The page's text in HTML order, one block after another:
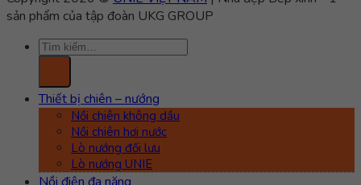
sản phẩm của tập đoàn UKG GROUP
Tìm
Thiết bị chiên – nướng
Nồi chiên không dầu
Nồi chiên hơi nước
Lò nướng đối lưu
Lò nướng UNIE